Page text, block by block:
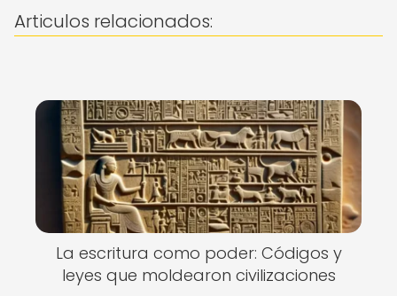
Articulos relacionados:
La escritura como poder: Códigos y
leyes que moldearon civilizaciones